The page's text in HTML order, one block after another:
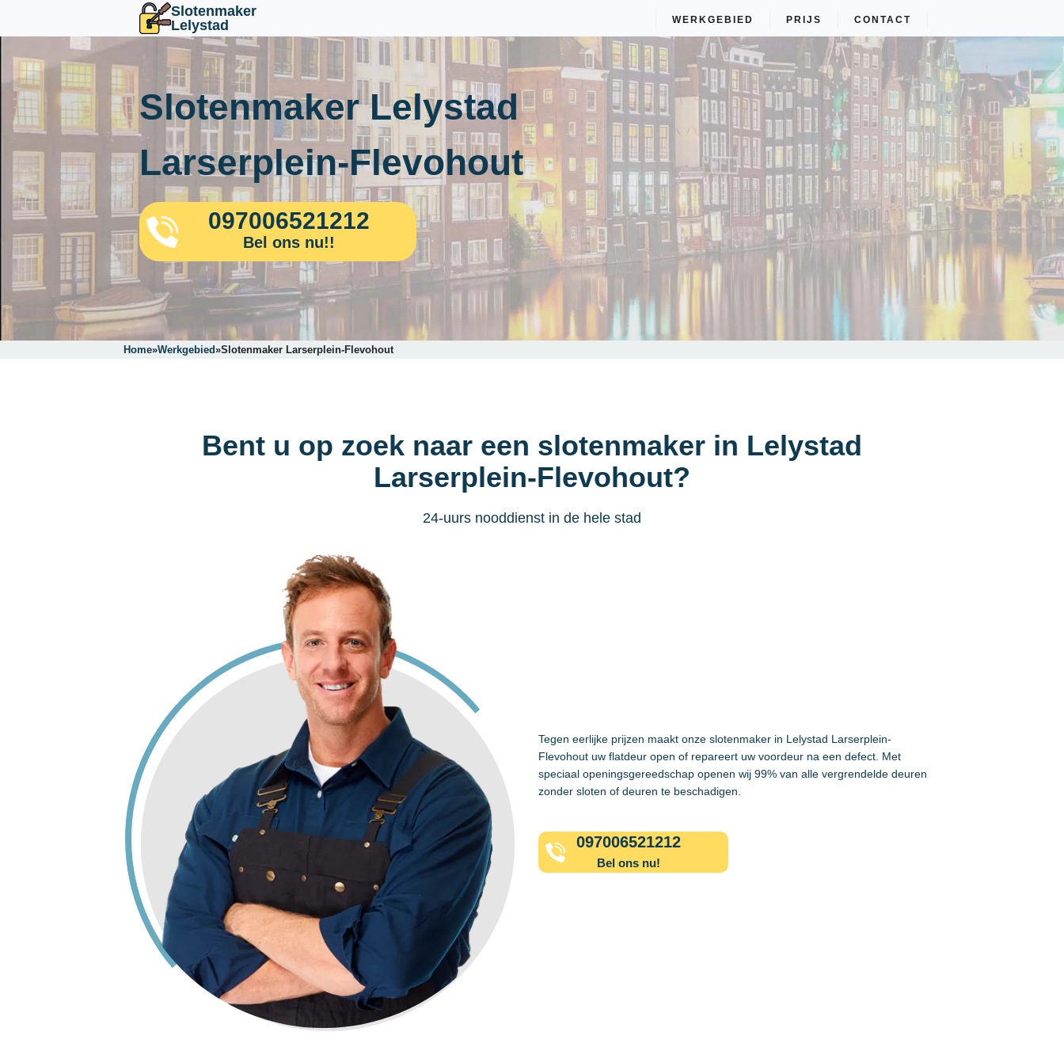
Slotenmaker
Lelystad
WERKGEBIED PRIJS CONTACT
Slotenmaker Lelystad
Larserplein-Flevohout
097006521212
Bel ons nu!!
Home»Werkgebied»Slotenmaker Larserplein-Flevohout
Bent u op zoek naar een slotenmaker in Lelystad
Larserplein-Flevohout?
24-uurs nooddienst in de hele stad
Tegen eerlijke prijzen maakt onze slotenmaker in Lelystad Larserplein-
Flevohout uw flatdeur open of repareert uw voordeur na een defect. Met
speciaal openingsgereedschap openen wij 99% van alle vergrendelde deuren
zonder sloten of deuren te beschadigen.
097006521212
Bel ons nu!